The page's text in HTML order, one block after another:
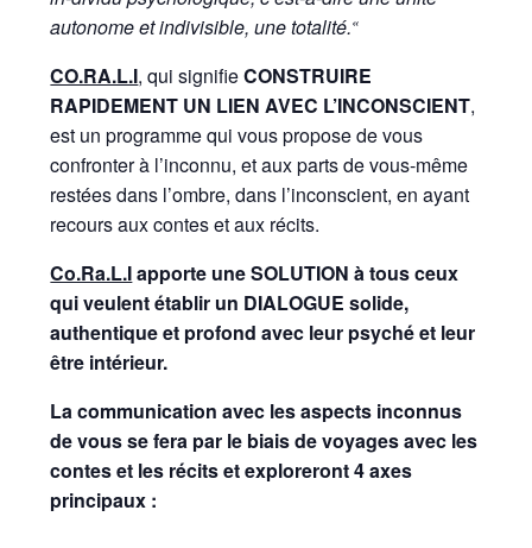
autonome et indivisible, une totalité.«
CO.RA.L.I, qui signifieCONSTRUIRE
RAPIDEMENT UN LIEN AVEC L’INCONSCIENT,
est un programme qui vous propose de vous
confronter à l’inconnu, et aux parts de vous-même
restées dans l’ombre, dans l’inconscient, en ayant
recours aux contes et aux récits.
Co.Ra.L.Iapporte une SOLUTION à tous ceux
qui veulent établir un DIALOGUE solide,
authentique et profond avec leur psyché et leur
être intérieur.
La communication avec les aspects inconnus
de vous se fera par le biais de voyages avec les
contes et les récits et exploreront 4 axes
principaux :